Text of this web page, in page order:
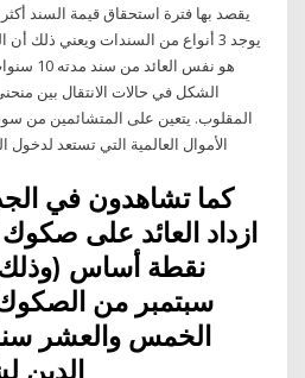
هو نفس
الشكل في حالات الانتقال بين
المقلوب. يتعين على المتشائمين من سوق
الأموال العالمية التي تستعد
كما تشاهدون في
نقطة أساس (وذلك
سبتمبر من
الخمس والعشر
الدين